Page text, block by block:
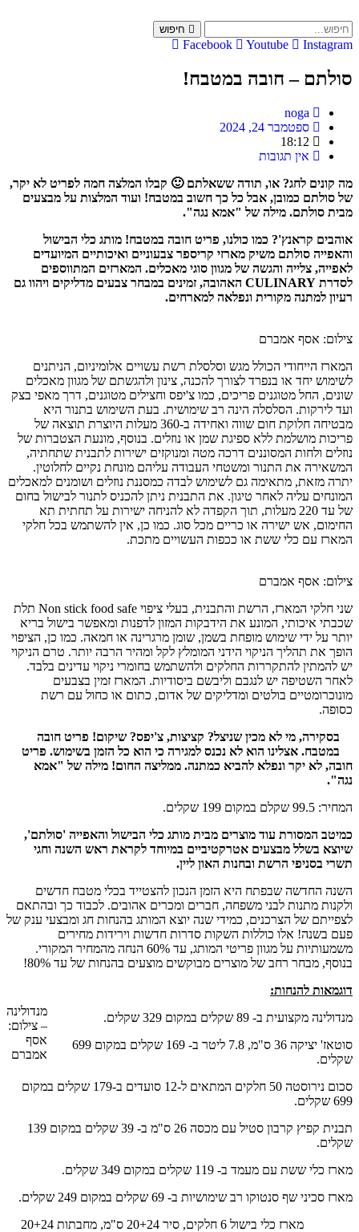
to
content
חיפוש
Facebook Youtube Instagram
סולתם – חובה במטבח!
noga
ספטמבר 24, 2024
18:12
אין תגובות
מה קונים לחג? או, תודה ששאלתם 🙂 קבלו המלצה חמה לפריט לא יקר,
של סולתם כמובן, אבל כל כך חשוב במטבח! ועוד המלצות על מבצעים
מבית סולתם. מילה של "אמא נגה".
אוהבים קראנץ'? כמו כולנו, פריט חובה במטבח! מותג כלי הבישול
והאפייה סולתם משיק מארזי קריספר צבעוניים ואיכותיים המיועדים
לאפייה, צלייה והגשה של מגוון סוגי מאכלים. המארזים המתווספים
לסדרת CULINARY האהובה, זמינים במבחר צבעים מדליקים ויהוו גם
רעיון למתנה מקורית ונפלאה למארחים.
צילום: אסף אמברם
המארז הייחודי הכולל מגש וסלסלת רשת עשויים אלומיניום, הניתנים
לשימוש יחד או בנפרד לצורך להכנה, צינון ולהגשתם של מגוון מאכלים
שונים, החל מטוגנים פריכים, כמו צ'יפס וחצילים מטוגנים, דרך מאפי בצק
ועד לירקות. הסלסלה הינה רב שימושית. בעת השימוש בתנור היא
מבטיחה חלוקת חום שווה ואחידה ב-360 מעלות היוצרת תוצאה של
פריכות מושלמת ללא ספיגת שמן או נוזלים. בנוסף, מונעת הצטברות של
נוזלים ולחות המסוננים דרכה מטה ומנוקזים ישירות לתבנית שתחתיה,
המשאירה את התנור ומשטחי העבודה עליהם מונחת נקיים לחלוטין.
יתרה מזאת, מתאימה גם לשימוש לבדה כמסננת נוזלים ושומנים למאכלים
המונחים עליה לאחר טיגון. את התבנית ניתן להכניס לתנור לבישול בחום
של עד 220 מעלות, תוך הקפדה לא להניחה ישירות על תחתית תא
החימום, אש ישירה או כריים מכל סוג. כמו כן, אין להשתמש בכל חלקי
המארז עם כלי ששת או ככפות העשויים מתכת.
צילום: אסף אמברם
שני חלקי המארז, הרשת והתבנית, בעלי ציפוי Non stick food safe תלת
שכבתי איכותי, המונע את הידבקות המזון לדפנות ומאפשר בישול בריא
יותר על ידי שימוש מופחת בשמן, שומן מרגרינה או חמאה. כמו כן, הציפוי
הופך את תהליך הניקוי הידני המומלץ לקל ומהיר הרבה יותר. טרם הניקוי
יש להמתין להתקררות החלקים ולהשתמש בחומרי ניקוי עדינים בלבד.
לאחר השטיפה יש לנגבם וליבשם ביסודיות. המארז זמין בצבעים
מונוכרומטיים בולטים ומדליקים של אדום, כתום או כחול עם רשת
כסופה.
בסקירה, מי לא מכין שניצל? קציצות, צ'יפס? שיקום! פריט חובה
במטבח. אצלינו הוא לא נכנס למגירה כי הוא כל הזמן בשימוש. פריט
חובה, לא יקר ונפלא להביא כמתנה. ממליצה החום! מילה של "אמא
נגה".
המחיר: 99.5 שקלם במקום 199 שקלים.
כמיטב המסורת עוד מוצרים מבית מותג כלי הבישול והאפייה 'סולתם',
שיוצא בשלל מבצעים אטרקטיביים במיוחד לקראת ראש השנה וחגי
תשרי בסניפי הרשת ובחנות האון ליין.
השנה החדשה שבפתח היא הזמן הנכון להצטייד בכלי מטבח חדשים
ולקנות מתנות לבני משפחה, חברים ומכרים אהובים. לכבוד כך ובהתאם
לצפייתם של הצרכנים, כמידי שנה יוצא המותג בהנחות חג ומבצעי ענק של
פעם בשנה! אלו כוללות השקות סדרות חדשות וירידות מחירים
משמעותיות על מגוון פריטי המותג, עד 60% הנחה מהמחיר המקורי.
בנוסף, מבחר רחב של מוצרים מבוקשים מוצעים בהנחות של עד 80%!
מנדולינה
– צילום:
אסף
אמברם
דוגמאות להנחות:
מנדולינה מקצועית ב- 89 שקלים במקום 329 שקלים.
סוטאז' יציקה 36 ס"מ, 7.8 ליטר ב- 169 שקלים במקום 699
שקלים.
סכום נירוסטה 50 חלקים המתאים ל-12 סועדים ב-179 שקלים במקום
699 שקלים.
תבנית קפיץ קרבון סטיל עם מכסה 26 ס"מ ב- 39 שקלים במקום 139
שקלים.
מארז כלי ששת עם מעמד ב- 119 שקלים במקום 349 שקלים.
מארז סכיני שף סנטוקו רב שימושיות ב- 69 שקלים במקום 249 שקלים.
מארז כלי בישול 6 חלקים, סיר 20+24 ס"מ, מחבתות 20+24